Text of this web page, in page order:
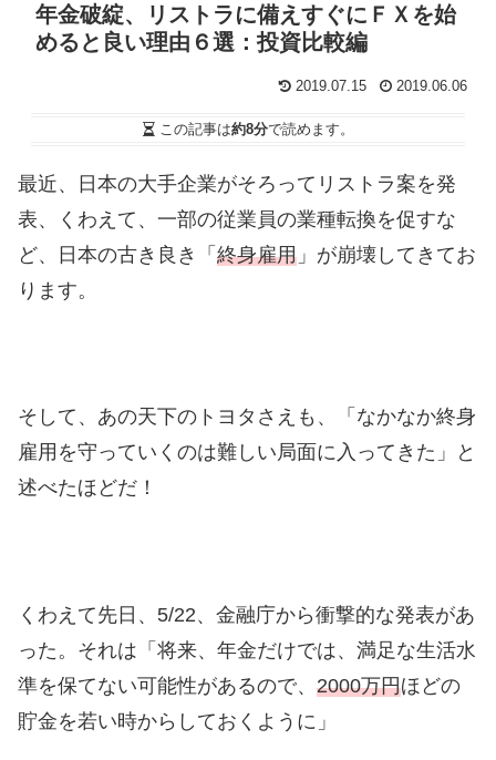
年金破綻、リストラに備えすぐにＦＸを始
めると良い理由６選：投資比較編
2019.07.15 2019.06.06
この記事は約8分で読めます。
最近、日本の大手企業がそろってリストラ案を発
表、くわえて、一部の従業員の業種転換を促すな
ど、日本の古き良き「 終身雇用 」が崩壊してきてお
ります。
そして、あの天下のトヨタさえも、「なかなか終身
雇用を守っていくのは難しい局面に入ってきた」と
述べたほどだ！
くわえて先日、5/22、金融庁から衝撃的な発表があ
った。それは「将来、年金だけでは、満足な生活水
準を保てない可能性があるので、 2000万円ほどの
貯金を若い時からしておくように」